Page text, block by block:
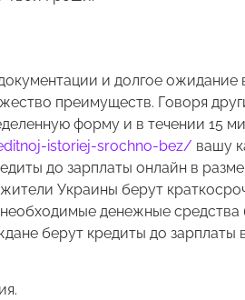
и долгое ожидание
преимуществ. Говоря
форму и в течении 15
istoriej-srochno-bez/ вашу
до зарплаты онлайн в
Украины берут
денежные средства
берут кредиты до зарплаты